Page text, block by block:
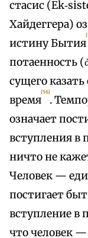
стасис
Хайдеггера)
истину Бытия
потаенность
сущего
время
[56]
.
означает
вступления в
ничто не
Человек —
постигает
вступление в
что человек